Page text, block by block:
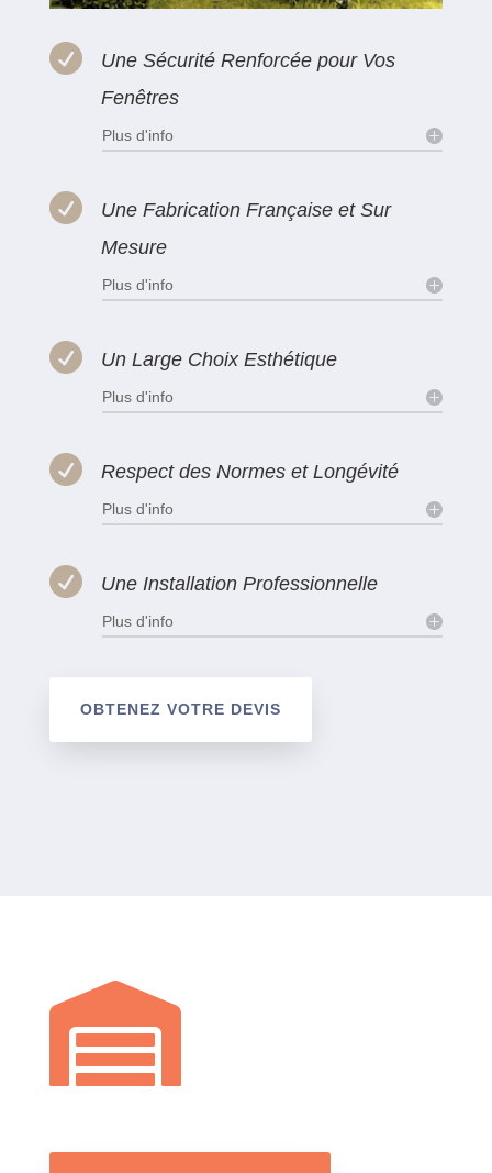

Une Sécurité Renforcée pour Vos
Fenêtres
Plus d'info

Une Fabrication Française et Sur
Mesure
Plus d'info
 Un Large Choix Esthétique
Plus d'info
 Respect des Normes et Longévité
Plus d'info
 Une Installation Professionnelle
Plus d'info
OBTENEZ VOTRE DEVIS
